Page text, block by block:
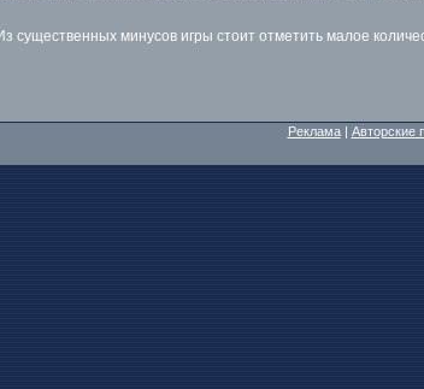
минусов игры стоит отметить малое
Реклама| Авторские